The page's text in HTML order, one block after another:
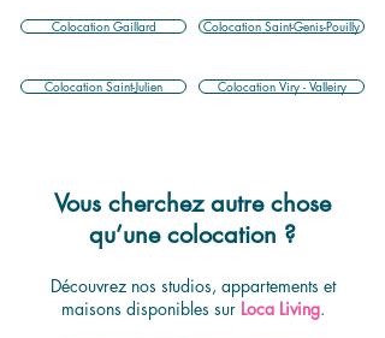
Colocation Gaillard
Colocation Saint-Julien
Colocation Saint-Genis-Pouilly
Colocation Viry - Valleiry
Vous cherchez autre chose
qu’une colocation ?
Découvrez nos studios, appartements et
maisons disponibles sur Loca Living.